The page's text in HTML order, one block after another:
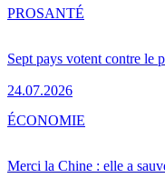
Sept pays votent contre le
24.07.2026
PROSANTÉ
Merci la Chine : elle a
ÉCONOMIE